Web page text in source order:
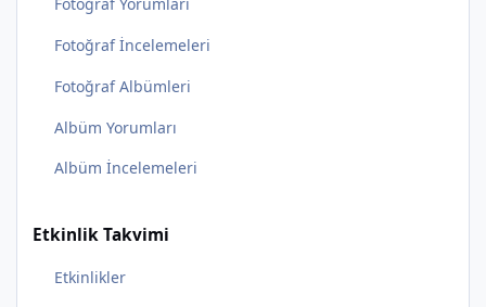
Fotoğraf İncelemeleri
Fotoğraf Albümleri
Albüm Yorumları
Albüm İncelemeleri
Etkinlik Takvimi
Etkinlikler